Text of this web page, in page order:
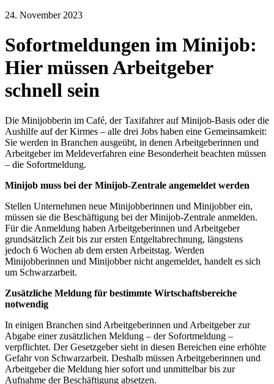
24. November 2023
Sofortmeldungen im Minijob:
Hier müssen Arbeitgeber
schnell sein
Die Minijobberin im Café, der Taxifahrer auf Minijob-Basis oder die
Aushilfe auf der Kirmes – alle drei Jobs haben eine Gemeinsamkeit:
Sie werden in Branchen ausgeübt, in denen Arbeitgeberinnen und
Arbeitgeber im Meldeverfahren eine Besonderheit beachten müssen
– die Sofortmeldung.
Minijob muss bei der Minijob-Zentrale angemeldet werden
Stellen Unternehmen neue Minijobberinnen und Minijobber ein,
müssen sie die Beschäftigung bei der Minijob-Zentrale anmelden.
Für die Anmeldung haben Arbeitgeberinnen und Arbeitgeber
grundsätzlich Zeit bis zur ersten Entgeltabrechnung, längstens
jedoch 6 Wochen ab dem ersten Arbeitstag. Werden
Minijobberinnen und Minijobber nicht angemeldet, handelt es sich
um Schwarzarbeit.
Zusätzliche Meldung für bestimmte Wirtschaftsbereiche
notwendig
In einigen Branchen sind Arbeitgeberinnen und Arbeitgeber zur
Abgabe einer zusätzlichen Meldung – der Sofortmeldung –
verpflichtet. Der Gesetzgeber sieht in diesen Bereichen eine erhöhte
Gefahr von Schwarzarbeit. Deshalb müssen Arbeitgeberinnen und
Arbeitgeber die Meldung hier sofort und unmittelbar bis zur
Aufnahme der Beschäftigung absetzen.